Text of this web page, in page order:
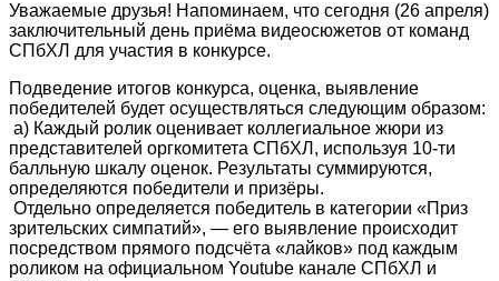
Уважаемые друзья! Напоминаем, что сегодня (26 апреля)
заключительный день приёма видеосюжетов от команд
СПбХЛ для участия в конкурсе.
Подведение итогов конкурса, оценка, выявление
победителей будет осуществляться следующим образом:
а) Каждый ролик оценивает коллегиальное жюри из
представителей оргкомитета СПбХЛ, используя 10-ти
балльную шкалу оценок. Результаты суммируются,
определяются победители и призёры.
Отдельно определяется победитель в категории «Приз
зрительских симпатий», — его выявление происходит
посредством прямого подсчёта «лайков» под каждым
роликом на официальном Youtube канале СПбХЛ и